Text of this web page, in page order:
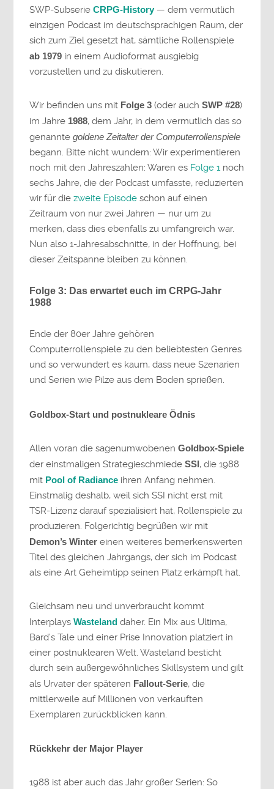
SWP-SubserieCRPG-History — dem vermutlich
einzigen Podcast im deutschsprachigen Raum, der
sich zum Ziel gesetzt hat, sämtliche Rollenspiele
ab 1979 in einem Audioformat ausgiebig
vorzustellen und zu diskutieren.
Wir befinden uns mit Folge 3 (oder auchSWP #28)
im Jahre 1988, dem Jahr, in dem vermutlich das so
genanntegoldene Zeitalter der Computerrollenspiele
begann. Bitte nicht wundern: Wir experimentieren
noch mit den Jahreszahlen: Waren es Folge 1 noch
sechs Jahre, die der Podcast umfasste, reduzierten
wir für diezweite Episode schon auf einen
Zeitraum von nur zwei Jahren — nur um zu
merken, dass dies ebenfalls zu umfangreich war.
Nun also 1-Jahresabschnitte, in der Hoffnung, bei
dieser Zeitspanne bleiben zu können.
Folge 3: Das erwartet euch im CRPG-Jahr
1988
Ende der 80er Jahre gehören
Computerrollenspiele zu den beliebtesten Genres
und so verwundert es kaum, dass neue Szenarien
und Serien wie Pilze aus dem Boden sprießen.
Goldbox-Start und postnukleare Ödnis
Allen voran die sagenumwobenenGoldbox-Spiele
der einstmaligen StrategieschmiedeSSI, die 1988
mit Pool of Radiance ihren Anfang nehmen.
Einstmalig deshalb, weil sich SSI nicht erst mit
TSR-Lizenz darauf spezialisiert hat, Rollenspiele zu
produzieren. Folgerichtig begrüßen wir mit
Demon’s Winter einen weiteres bemerkenswerten
Titel des gleichen Jahrgangs, der sich im Podcast
als eine Art Geheimtipp seinen Platz erkämpft hat.
Gleichsam neu und unverbraucht kommt
InterplaysWasteland daher. Ein Mix aus Ultima,
Bard’s Tale und einer Prise Innovation platziert in
einer postnuklearen Welt. Wasteland besticht
durch sein außergewöhnliches Skillsystem und gilt
als Urvater der späteren Fallout-Serie, die
mittlerweile auf Millionen von verkauften
Exemplaren zurückblicken kann.
Rückkehr der Major Player
1988 ist aber auch das Jahr großer Serien: So